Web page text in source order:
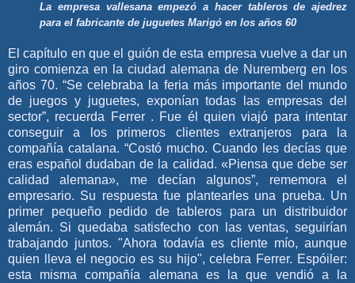
La empresa vallesana empezó a hacer tableros de ajedrez
para el fabricante de juguetes Marigó en los años 60
El capítulo en que el guión de esta empresa vuelve a dar un
giro comienza en la ciudad alemana de Nuremberg en los
años 70. “Se celebraba la feria más importante del mundo
de juegos y juguetes, exponían todas las empresas del
sector”, recuerda Ferrer . Fue él quien viajó para intentar
conseguir a los primeros clientes extranjeros para la
compañía catalana. “Costó mucho. Cuando les decías que
eras español dudaban de la calidad. «Piensa que debe ser
calidad alemana», me decían algunos”, rememora el
empresario. Su respuesta fue plantearles una prueba. Un
primer pequeño pedido de tableros para un distribuidor
alemán. Si quedaba satisfecho con las ventas, seguirían
trabajando juntos. "Ahora todavía es cliente mío, aunque
quien lleva el negocio es su hijo", celebra Ferrer. Espóiler:
esta misma compañía alemana es la que vendió a la